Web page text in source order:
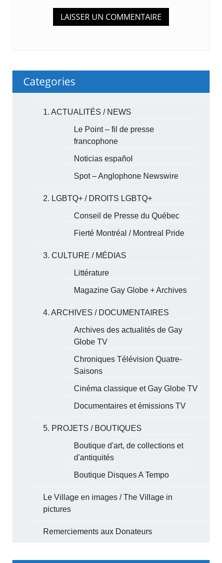
Categories
1. ACTUALITÉS / NEWS
Le Point – fil de presse
francophone
Noticias español
Spot – Anglophone Newswire
2. LGBTQ+ / DROITS LGBTQ+
Conseil de Presse du Québec
Fierté Montréal / Montreal Pride
3. CULTURE / MÉDIAS
Littérature
Magazine Gay Globe + Archives
4. ARCHIVES / DOCUMENTAIRES
Archives des actualités de Gay
Globe TV
Chroniques Télévision Quatre-
Saisons
Cinéma classique et Gay Globe TV
Documentaires et émissions TV
5. PROJETS / BOUTIQUES
Boutique d'art, de collections et
d'antiquités
Boutique Disques A Tempo
Le Village en images / The Village in
pictures
Remerciements aux Donateurs